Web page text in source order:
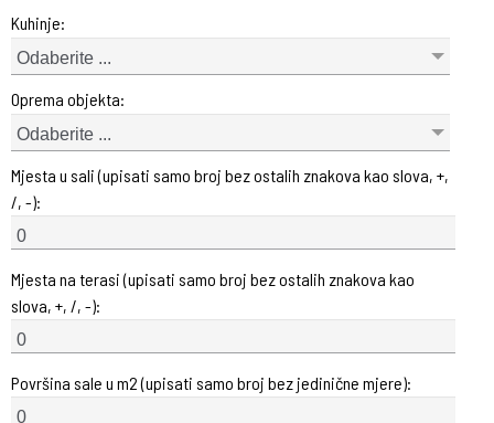
Kuhinje:
Odaberite ...
Oprema objekta:
Odaberite ...
Mjesta u sali (upisati samo broj bez ostalih znakova kao slova, +,
/, -):
Mjesta na terasi (upisati samo broj bez ostalih znakova kao
slova, +, /, -):
Površina sale u m2 (upisati samo broj bez jedinične mjere):